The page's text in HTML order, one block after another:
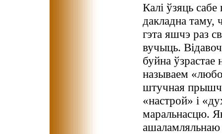
Калі ўзяць
дакладна
гэта яшчэ раз
вучыць.
буйна
называем
штучная
«настрой» і
маральнасцю.
ашаламляльнаю